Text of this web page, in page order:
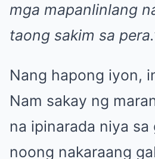
mga mapanlinlang
taong sakim sa
Nang hapong iyon,
Nam sakay ng
na ipinarada niya
noong nakaraang